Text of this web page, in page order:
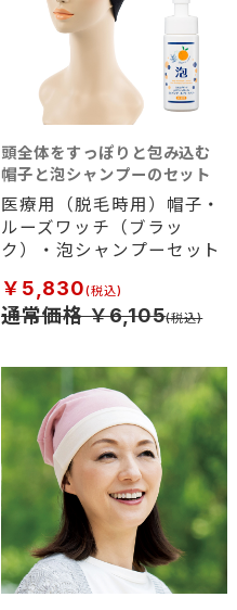
医療用（脱毛時用）帽子・
ルーズワッチ（ブラッ
ク）・泡シャンプーセット
頭全体をすっぽりと包み込む
帽子と泡シャンプーのセット
￥5,830
通常価格 ￥6,105